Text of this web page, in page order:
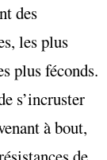
des
les plus
plus féconds.
s’incruster
à bout,